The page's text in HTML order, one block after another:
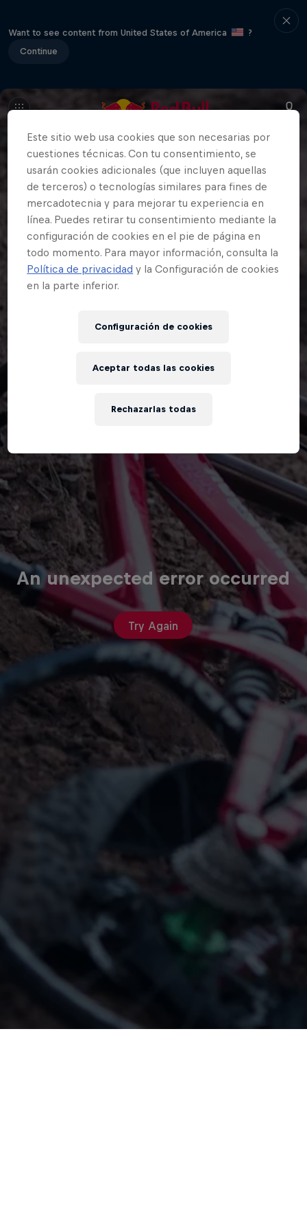
Want to see content from United States of America
?
Continue
An unexpected error occurred
Try Again
Este sitio web usa cookies que son necesarias por
cuestiones técnicas. Con tu consentimiento, se
usarán cookies adicionales (que incluyen aquellas
de terceros) o tecnologías similares para fines de
mercadotecnia y para mejorar tu experiencia en
línea. Puedes retirar tu consentimiento mediante la
configuración de cookies en el pie de página en
todo momento. Para mayor información, consulta la
Política de privacidad y la Configuración de cookies
en la parte inferior.
Configuración de cookies
Rechazarlas todas
Aceptar todas las cookies